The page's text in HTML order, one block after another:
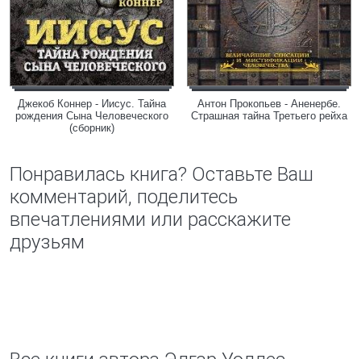
Джекоб Коннер - Иисус. Тайна
рождения Сына Человеческого
(сборник)
Антон Прокопьев - Аненербе.
Страшная тайна Третьего рейха
Понравилась книга? Оставьте Ваш
комментарий, поделитесь
впечатлениями или расскажите
друзьям